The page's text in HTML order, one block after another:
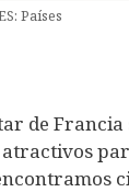
Países
de Francia
atractivos